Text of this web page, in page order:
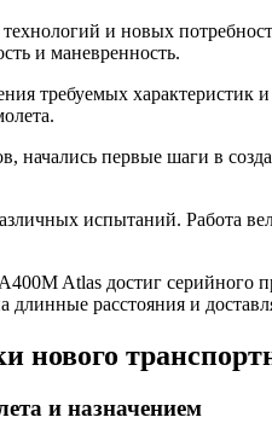
технологий и новых
и маневренность.
требуемых
начались первые шаги в
испытаний. Работа
Atlas достиг
длинные расстояния и
нового
и назначением